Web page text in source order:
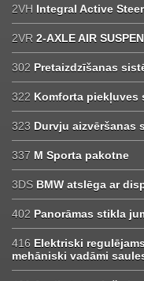
2VH Integral Active
2VR 2-AXLE AIR
302 Pretaizdzīšanas
322 Komforta piekļuves
323 Durvju aizvēršanas
337 M Sporta pakotne
3DS BMW atslēga ar
402 Panorāmas stikla
416 Elektriski
mehāniski vadāmi